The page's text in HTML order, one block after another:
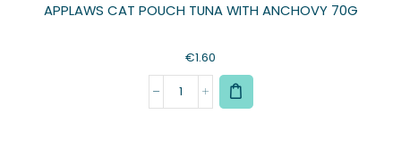
APPLAWS CAT POUCH TUNA WITH ANCHOVY 70G
€1.60